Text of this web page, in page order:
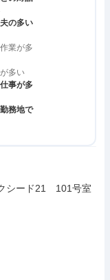
の多い
業が多
多い
事が多
務地で
シード21　101号室